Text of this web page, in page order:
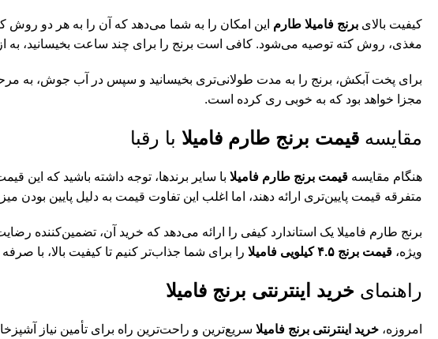
کیفیت بالای برنج فامیلا طارم این امکان را به شما می‌دهد که آن را به هر دو روش
مغذی، روش کته توصیه می‌شود. کافی است برنج را برای چند ساعت بخیسانید، به
برای پخت آبکش، برنج را به مدت طولانی‌تری بخیسانید و سپس در آب جوش، به
مجزا خواهد بود که به خوبی ری کرده است.
مقایسه قیمت برنج طارم فامیلا با رقبا
هنگام مقایسه قیمت برنج طارم فامیلا با سایر برندها، توجه داشته باشید که
متفرقه قیمت پایین‌تری ارائه دهند، اما اغلب این تفاوت قیمت به دلیل پایین
برنج طارم فامیلا یک استاندارد کیفی را ارائه می‌دهد که خرید آن، تضمین‌کننده
ویژه، قیمت برنج ۴.۵ کیلویی فامیلا را برای شما جذاب‌تر کنیم تا کیفیت بالا، با
راهنمای خرید اینترنتی برنج فامیلا
امروزه، خرید اینترنتی برنج فامیلا سریع‌ترین و راحت‌ترین راه برای تأمین نیاز